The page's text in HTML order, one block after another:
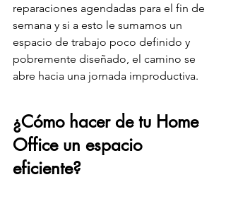
reparaciones agendadas para el fin de
semana y si a esto le sumamos un
espacio de trabajo poco definido y
pobremente diseñado, el camino se
abre hacia una jornada improductiva.
¿Cómo hacer de tu Home
Office un espacio
eficiente?